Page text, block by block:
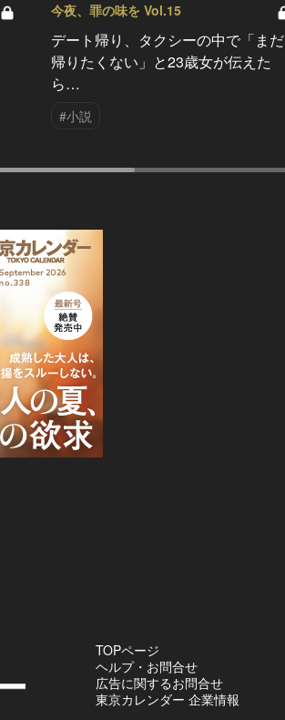
今夜、罪の味を Vol.15
デート帰り、タクシーの中で「まだ
帰りたくない」と23歳女が伝えた
ら…
#小説
TOPページ
ヘルプ・お問合せ
広告に関するお問合せ
東京カレンダー 企業情報